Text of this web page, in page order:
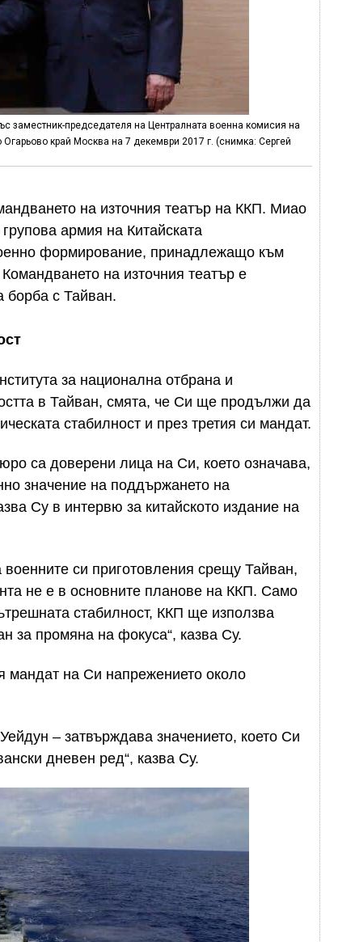
заместник-председателя на Централната военна комисия на
край Москва на 7 декември 2017 г. (снимка: Сергей
на източния театър на ККП. Миао
армия на Китайската
формирование, принадлежащо към
на източния театър е
борба с Тайван.
за национална отбрана и
в Тайван, смята, че Си ще продължи да
стабилност и през третия си мандат.
са доверени лица на Си, което означава,
значение на поддържането на
Су в интервю за китайското издание на
военните си приготовления срещу Тайван,
не е в основните планове на ККП. Само
стабилност, ККП ще използва
за промяна на фокуса“, казва Су.
мандат на Си напрежението около
– затвърждава значението, което Си
дневен ред“, казва Су.